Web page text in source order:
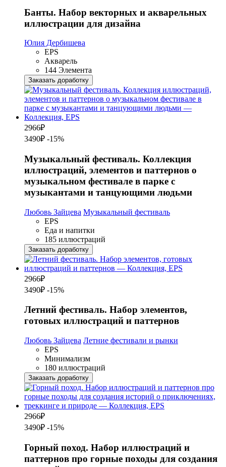
Банты. Набор векторных и акварельных
иллюстрации для дизайна
Юлия Дербишева
EPS
Акварель
144 Элемента
Заказать доработку
2966₽
3490₽ -15%
Музыкальный фестиваль. Коллекция
иллюстраций, элементов и паттернов о
музыкальном фестивале в парке с
музыкантами и танцующими людьми
Любовь Зайцева Музыкальный фестиваль
EPS
Еда и напитки
185 иллюстраций
Заказать доработку
2966₽
3490₽ -15%
Летний фестиваль. Набор элементов,
готовых иллюстраций и паттернов
Любовь Зайцева Летние фестивали и рынки
EPS
Минимализм
180 иллюстраций
Заказать доработку
2966₽
3490₽ -15%
Горный поход. Набор иллюстраций и
паттернов про горные походы для создания